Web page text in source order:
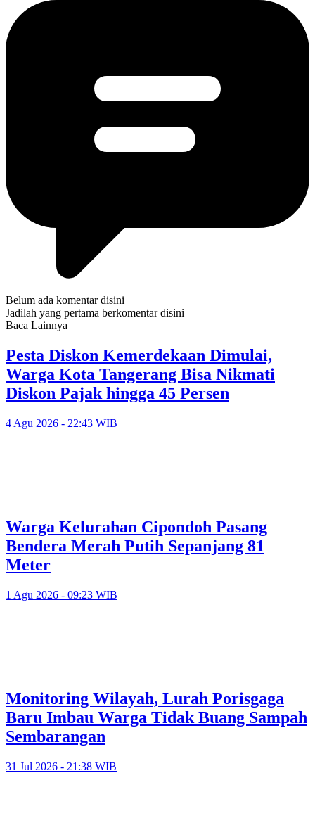
Belum ada komentar disini
Jadilah yang pertama berkomentar disini
Baca Lainnya
Pesta Diskon Kemerdekaan Dimulai,
Warga Kota Tangerang Bisa Nikmati
Diskon Pajak hingga 45 Persen
4 Agu 2026 - 22:43 WIB
Warga Kelurahan Cipondoh Pasang
Bendera Merah Putih Sepanjang 81
Meter
1 Agu 2026 - 09:23 WIB
Monitoring Wilayah, Lurah Porisgaga
Baru Imbau Warga Tidak Buang Sampah
Sembarangan
31 Jul 2026 - 21:38 WIB